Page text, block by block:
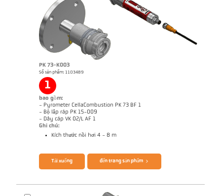
Ghi chú ứng dụng CellaCombustion
Báo cáo kỹ thuật Optical temperature
measurement in combustion plants
Bản vẻ PK 72-K003
PK 73-K003
Số sản phẩm: 1103489
1
bao gồm:
- Pyrometer CellaCombustion PK 73 BF 1
- Bộ lắp ráp PK 15-009
- Dây cáp VK 02/L AF 1
Ghi chú:
Kích thước nồi hơi 4 - 8 m
Brochure CellaTemp PK PKF PKL
Tải xuống đến trang sản phẩm